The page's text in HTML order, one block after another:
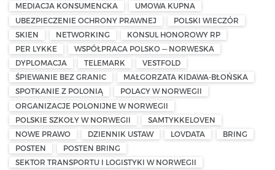
MEDIACJA KONSUMENCKA
UMOWA KUPNA
UBEZPIECZENIE OCHRONY PRAWNEJ
POLSKI WIECZÓR
SKIEN
NETWORKING
KONSUL HONOROWY RP
PER LYKKE
WSPÓŁPRACA POLSKO — NORWESKA
DYPLOMACJA
TELEMARK
VESTFOLD
ŚPIEWANIE BEZ GRANIC
MAŁGORZATA KIDAWA-BŁOŃSKA
SPOTKANIE Z POLONIĄ
POLACY W NORWEGII
ORGANIZACJE POLONIJNE W NORWEGII
POLSKIE SZKOŁY W NORWEGII
SAMTYKKELOVEN
NOWE PRAWO
DZIENNIK USTAW LOVDATA
BRING
POSTEN
POSTEN BRING
SEKTOR TRANSPORTU I LOGISTYKI W NORWEGII